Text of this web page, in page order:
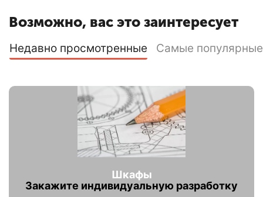
Возможно, вас это заинтересует
Недавно просмотренные Самые популярные
Шкафы
Закажите индивидуальную разработку